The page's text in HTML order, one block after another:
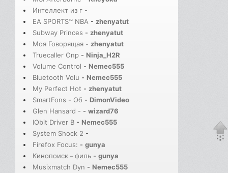
Интеллект из г -
EA SPORTS™ NBA - zhenyatut
Subway Princes - zhenyatut
Моя Говорящая - zhenyatut
Truecaller Опр - Ninja_H2R
Volume Control - Nemec555
Bluetooth Volu - Nemec555
My Perfect Hot - zhenyatut
SmartFons - Об - DimonVideo
Glen Hansard - - wizard76
IObit Driver B - Nemec555
System Shock 2 -
Firefox Focus: - gunya
Кинопоиск－филь - gunya
Musixmatch Dyn - Nemec555